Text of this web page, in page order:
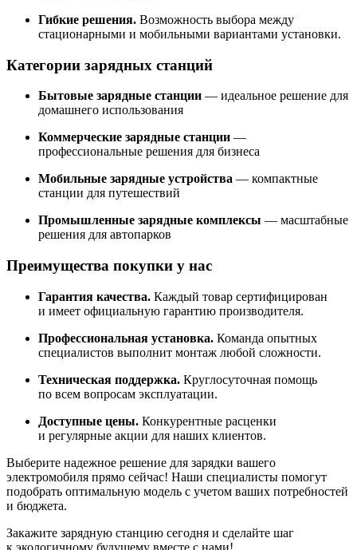
Гибкие решения. Возможность выбора между
стационарными и мобильными вариантами установки.
Категории зарядных станций
Бытовые зарядные станции — идеальное решение для
домашнего использования
Коммерческие зарядные станции —
профессиональные решения для бизнеса
Мобильные зарядные устройства — компактные
станции для путешествий
Промышленные зарядные комплексы — масштабные
решения для автопарков
Преимущества покупки у нас
Гарантия качества. Каждый товар сертифицирован
и имеет официальную гарантию производителя.
Профессиональная установка. Команда опытных
специалистов выполнит монтаж любой сложности.
Техническая поддержка. Круглосуточная помощь
по всем вопросам эксплуатации.
Доступные цены. Конкурентные расценки
и регулярные акции для наших клиентов.
Выберите надежное решение для зарядки вашего
электромобиля прямо сейчас! Наши специалисты помогут
подобрать оптимальную модель с учетом ваших потребностей
и бюджета.
Закажите зарядную станцию сегодня и сделайте шаг
к экологичному будущему вместе с нами!